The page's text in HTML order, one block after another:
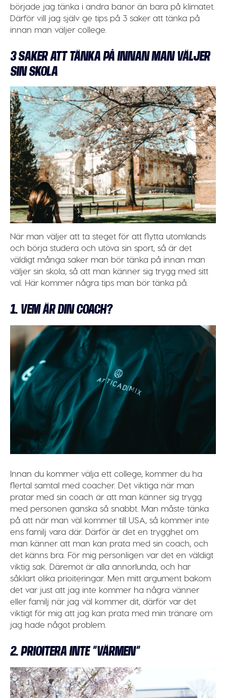
började jag tänka i andra banor än bara på klimatet.
Därför vill jag själv ge tips på 3 saker att tänka på
innan man väljer college.
3 SAKER ATT TÄNKA PÅ INNAN MAN VÄLJER
SIN SKOLA
När man väljer att ta steget för att flytta utomlands
och börja studera och utöva sin sport, så är det
väldigt många saker man bör tänka på innan man
väljer sin skola, så att man känner sig trygg med sitt
val. Här kommer några tips man bör tänka på.
1. VEM ÄR DIN COACH?
Innan du kommer välja ett college, kommer du ha
flertal samtal med coacher. Det viktiga när man
pratar med sin coach är att man känner sig trygg
med personen ganska så snabbt. Man måste tänka
på att när man väl kommer till USA, så kommer inte
ens familj vara där. Därför är det en trygghet om
man känner att man kan prata med sin coach, och
det känns bra. För mig personligen var det en väldigt
viktig sak. Däremot är alla annorlunda, och har
såklart olika prioiteringar. Men mitt argument bakom
det var just att jag inte kommer ha några vänner
eller familj när jag väl kommer dit, därför var det
viktigt för mig att jag kan prata med min tränare om
jag hade något problem.
2. PRIOITERA INTE ”VÄRMEN”